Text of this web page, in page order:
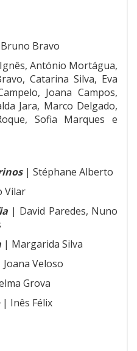
Bravo
António Mortágua,
Catarina Silva, Eva
Joana Campos,
Jara, Marco Delgado,
Sofia Marques e
| Stéphane Alberto
Vilar
| David Paredes, Nuno
| Margarida Silva
Veloso
Grova
| Inês Félix